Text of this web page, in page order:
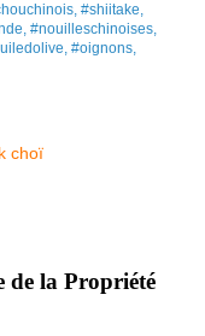
#shiitake,
#nouilleschinoises,
#oignons,
de la Propriété